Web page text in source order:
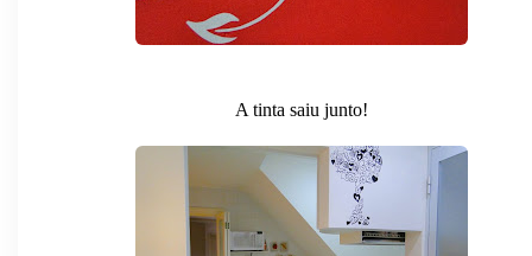
A tinta saiu junto!